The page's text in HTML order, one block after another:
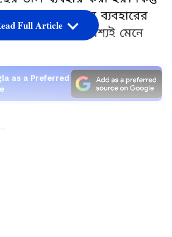
সময় গাছের ডাল ব্যবহারের
রয়েছে। সেগুলি অবশ্যই মেনে
as a Preferred
Full Article